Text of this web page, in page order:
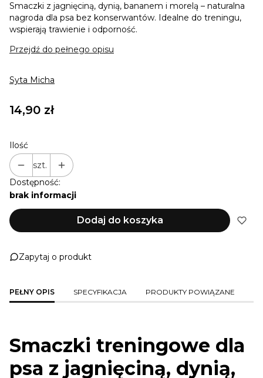
Smaczki z jagnięciną, dynią, bananem i morelą – naturalna
nagroda dla psa bez konserwantów. Idealne do treningu,
wspierają trawienie i odporność.
Przejdź do pełnego opisu
Syta Micha
Cena
14,90 zł
Ilość
szt.
Dostępność:
brak informacji
Dodaj do koszyka
Zapytaj o produkt
PEŁNY OPIS SPECYFIKACJA PRODUKTY POWIĄZANE
Smaczki treningowe dla
psa z jagnięciną, dynią,